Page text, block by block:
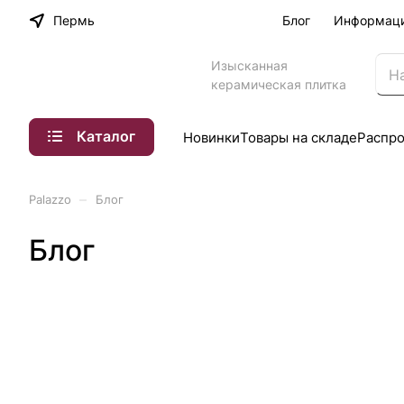
Пермь Блог
Изысканная
керамическая плитка
Каталог НовинкиТовары на складе
Palazzo Блог
Блог